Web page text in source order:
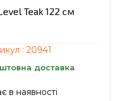
Teak 122 см
: 20941
доставка
в наявності